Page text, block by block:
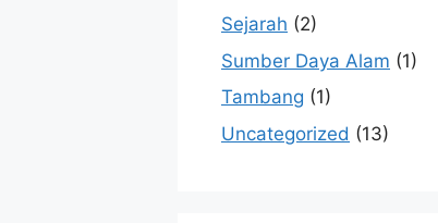
Sejarah (2)
Sumber Daya Alam (1)
Tambang (1)
Uncategorized (13)